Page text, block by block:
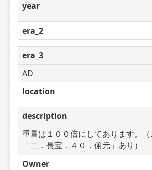
year
era_2
era_3
AD
location
description
重量は１００倍にしてあります。
「二．長宝．４０．俯元」あり）
Owner